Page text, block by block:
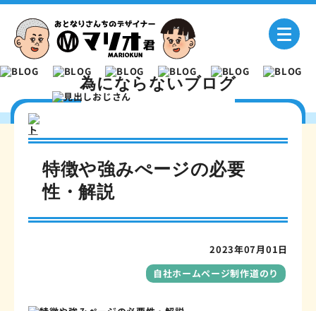
為にならないブログ
為にならないブログ一覧 現在の記事
特徴や強みぺージの必要
性・解説
2023年07月01日
自社ホームページ制作道のり